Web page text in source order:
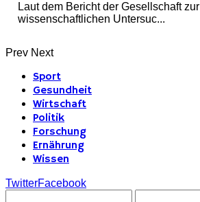
Laut dem Bericht der Gesellschaft zur
wissenschaftlichen Untersuc...
Prev Next
Sport
Gesundheit
Wirtschaft
Politik
Forschung
Ernährung
Wissen
TwitterFacebook